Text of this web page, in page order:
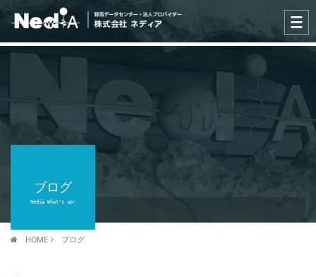
ブログ
Nedia What's up!
HOME ブログ